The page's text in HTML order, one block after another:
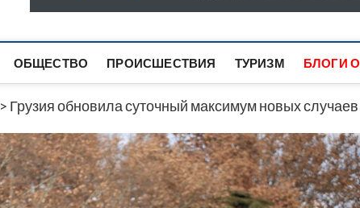
ОБЩЕСТВО ПРОИСШЕСТВИЯ ТУРИЗМ БЛОГИ
> Грузия обновила суточный максимум новых